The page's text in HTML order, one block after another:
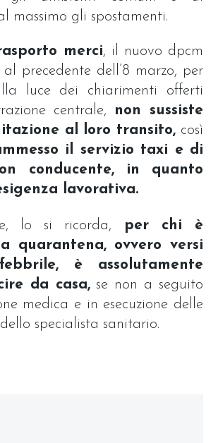
massimo gli spostamenti.
merci, il nuovo dpcm
precedente dell’8 marzo, per
luce dei chiarimenti offerti
centrale, non sussiste
al loro transito, così
il servizio taxi e di
conducente, in quanto
lavorativa.
lo si ricorda, per chi è
quarantena, ovvero versi
è assolutamente
da casa,se non a seguito
medica e in esecuzione delle
specialista sanitario.